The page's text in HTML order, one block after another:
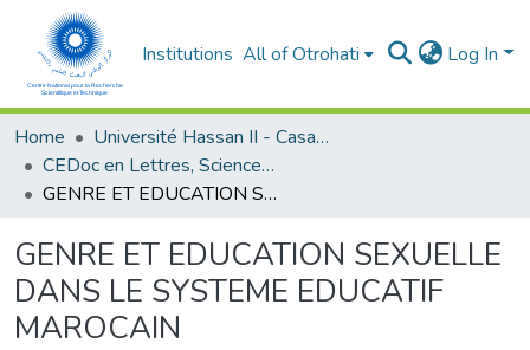
Institutions All of Otrohati Log In
Home
Université Hassan II - Casablanca
CEDoc en Lettres, Sciences Humaines, Arts et Sciences de l’Education (CED - LSHASE)
GENRE ET EDUCATION SEXUELLE DANS LE SYSTEME EDUCATIF MAROCAIN
GENRE ET EDUCATION SEXUELLE
DANS LE SYSTEME EDUCATIF
MAROCAIN